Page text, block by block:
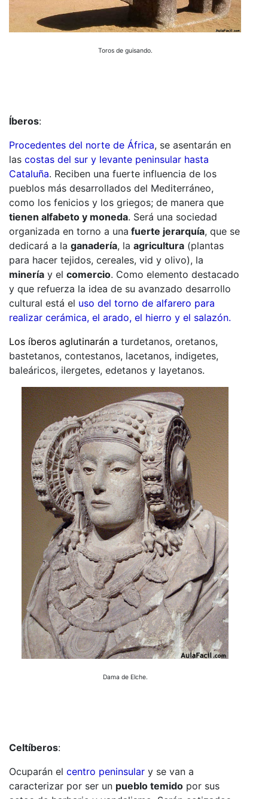
Toros de guisando.
Íberos:
Procedentes del norte de África, se asentarán en
las costas del sur y levante peninsular hasta
Cataluña. Reciben una fuerte influencia de los
pueblos más desarrollados del Mediterráneo,
como los fenicios y los griegos; de manera que
tienen alfabeto y moneda. Será una sociedad
organizada en torno a una fuerte jerarquía, que se
dedicará a la ganadería, la agricultura (plantas
para hacer tejidos, cereales, vid y olivo), la
minería y el comercio. Como elemento destacado
y que refuerza la idea de su avanzado desarrollo
cultural está el uso del torno de alfarero para
realizar cerámica, el arado, el hierro y el salazón.
Los íberos aglutinarán a turdetanos, oretanos,
bastetanos, contestanos, lacetanos, indigetes,
baleáricos, ilergetes, edetanos y layetanos.
Dama de Elche.
Celtíberos:
Ocuparán el centro peninsular y se van a
caracterizar por ser un pueblo temido por sus